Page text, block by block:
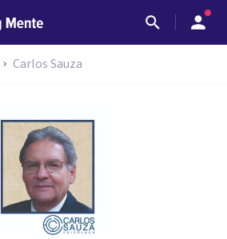
Carlos Sauza